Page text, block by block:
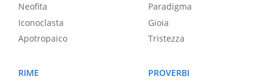
Neofita
Iconoclasta
Apotropaico
Paradigma
Gioia
Tristezza
RIME
PROVERBI